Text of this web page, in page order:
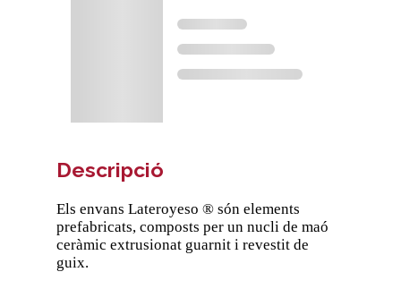
Descripció
Els envans Lateroyeso ® són elements
prefabricats, composts per un nucli de maó
ceràmic extrusionat guarnit i revestit de
guix.